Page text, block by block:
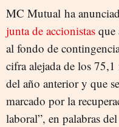
MC Mutual ha
junta de accionistas que
al fondo de
cifra alejada de los
del año anterior y que
marcado por la
laboral”, en palabras